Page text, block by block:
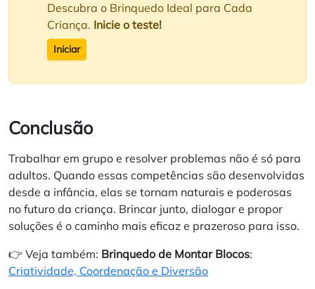
Descubra o Brinquedo Ideal para Cada
Criança. Inicie o teste!
Iniciar
Conclusão
Trabalhar em grupo e resolver problemas não é só para
adultos. Quando essas competências são desenvolvidas
desde a infância, elas se tornam naturais e poderosas
no futuro da criança. Brincar junto, dialogar e propor
soluções é o caminho mais eficaz e prazeroso para isso.
👉 Veja também: Brinquedo de Montar Blocos:
Criatividade, Coordenação e Diversão